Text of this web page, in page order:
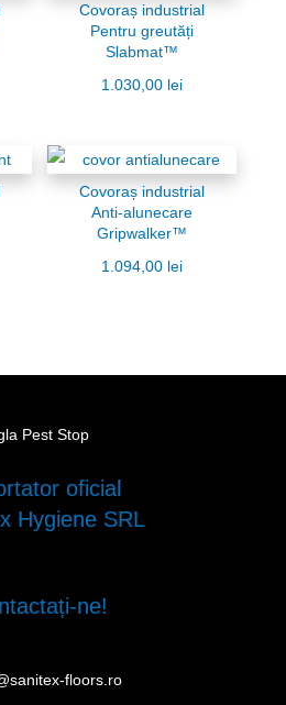
Covoraș industrial
Pentru greutăți
Slabmat™
1.030,00 lei
Covoraș industrial
Anti-alunecare
Gripwalker™
1.094,00 lei
oficial
Hygiene SRL
ne!
floors.ro